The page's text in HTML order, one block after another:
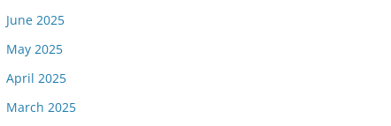
June 2025
May 2025
April 2025
March 2025